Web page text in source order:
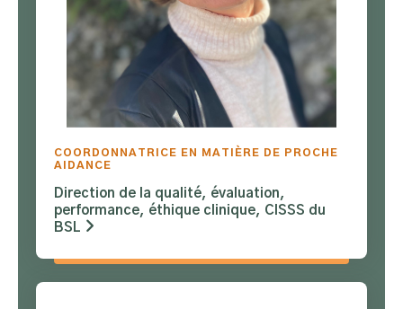
COORDONNATRICE EN MATIÈRE DE PROCHE
AIDANCE
Direction de la qualité, évaluation,
performance, éthique clinique, CISSS du
BSL